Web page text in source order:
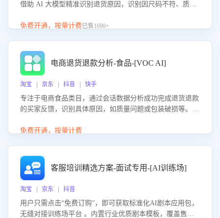
借助 AI 大模型精准识别退货原因，识别因尺码不符、质量
议，助力商家优化产品或服务，实现销售额的显著提升。
免费开通，按量计费已售1690+
电商退货退款分析-食品-[VOC AI]
淘宝 | 京东 | 抖音 | 快手
专注于电商食品类目，通过会话数据分析成功完成退货退款
的买家反馈，识别具体原因，如质量问题或包装破损等。结
商家降低退款率，提升售后效率。
免费开通，按量计费
客服培训精选方案-面试专用-[AI训练场]
淘宝 | 京东 | 抖音
用户只需点击“免费订购”，即可获取标准化AI剧本应用包，
无缝对接训练场平台 。内置行业优质剧本模板，覆盖售前